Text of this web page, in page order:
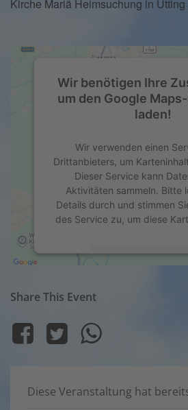
Kirche Mariä Heimsuchung in Utting
Wir benötigen Ihre
um den Google
laden!
Wir verwenden einen
Drittanbieters, um
Dieser Service kann
Aktivitäten sammeln. Bitte
Details durch und stimmen
des Service zu, um diese
Mehr
Management Platform
Share This Event
Diese Veranstaltung hat